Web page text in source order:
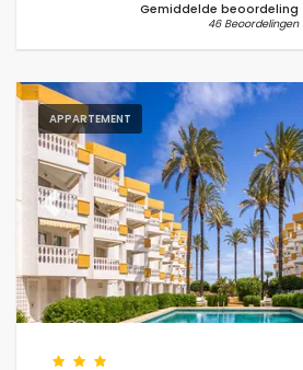
Gemiddelde beoordeling
46 Beoordelingen
APPARTEMENT
Previous